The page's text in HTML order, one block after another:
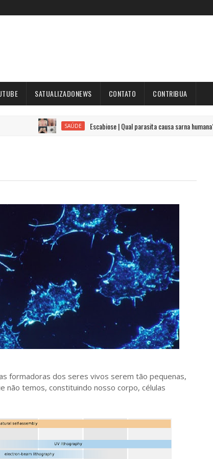
SATUALIZADONEWS CONTATO CONTRIBUA
SAÚDE Escabiose | Qual parasita causa sarna humana?
dos seres vivos serem tão pequenas,
não temos, constituindo nosso corpo, células